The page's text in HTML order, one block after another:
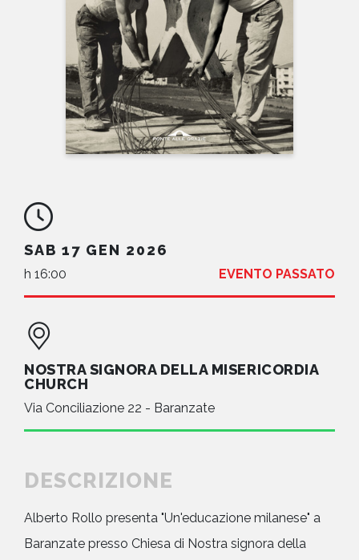
SAB 17 GEN 2026
h 16:00 EVENTO PASSATO
NOSTRA SIGNORA DELLA MISERICORDIA
CHURCH
Via Conciliazione 22 - Baranzate
DESCRIZIONE
Alberto Rollo presenta "Un'educazione milanese" a
Baranzate presso Chiesa di Nostra signora della